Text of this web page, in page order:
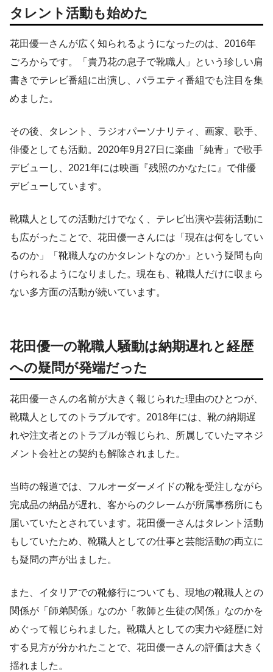
タレント活動も始めた
花田優一さんが広く知られるようになったのは、2016年
ごろからです。「貴乃花の息子で靴職人」という珍しい肩
書きでテレビ番組に出演し、バラエティ番組でも注目を集
めました。
その後、タレント、ラジオパーソナリティ、画家、歌手、
俳優としても活動。2020年9月27日に楽曲「純青」で歌手
デビューし、2021年には映画『残照のかなたに』で俳優
デビューしています。
靴職人としての活動だけでなく、テレビ出演や芸術活動に
も広がったことで、花田優一さんには「現在は何をしてい
るのか」「靴職人なのかタレントなのか」という疑問も向
けられるようになりました。現在も、靴職人だけに収まら
ない多方面の活動が続いています。
花田優一の靴職人騒動は納期遅れと経歴
への疑問が発端だった
花田優一さんの名前が大きく報じられた理由のひとつが、
靴職人としてのトラブルです。2018年には、靴の納期遅
れや注文者とのトラブルが報じられ、所属していたマネジ
メント会社との契約も解除されました。
当時の報道では、フルオーダーメイドの靴を受注しながら
完成品の納品が遅れ、客からのクレームが所属事務所にも
届いていたとされています。花田優一さんはタレント活動
もしていたため、靴職人としての仕事と芸能活動の両立に
も疑問の声が出ました。
また、イタリアでの靴修行についても、現地の靴職人との
関係が「師弟関係」なのか「教師と生徒の関係」なのかを
めぐって報じられました。靴職人としての実力や経歴に対
する見方が分かれたことで、花田優一さんの評価は大きく
揺れました。